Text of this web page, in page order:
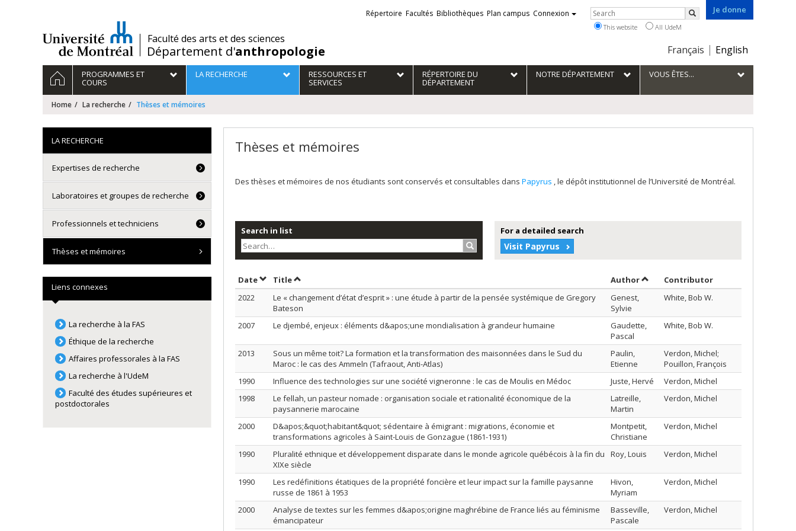
/Faculté des arts et des sciences
Département d'anthropologie
Je donne
Choix
la
langue
Français English
Liens
externes
Répertoire Facultés Bibliothèques Plan campus Connexion Rechercher
Search
This website All UdeM
Navigation
principale
HOMEPROGRAMMES ET
COURS
LA RECHERCHE RESSOURCES ET
SERVICES
RÉPERTOIRE DU
DÉPARTEMENT
NOTRE DÉPARTEMENT VOUS ÊTES...
Home La recherche Thèses et mémoires
Thèses et mémoires
Des thèses et mémoires de nos étudiants sont conservés et consultables dans Papyrus , le dépôt institutionnel de l’Université de Montréal.
Search in list
Search…
For a detailed search
Visit Papyrus
DateSort by date in descending order
TitleSort by title in descending order AuthorSort by author in descending order
Contributor
2022
Le « changement d’état d’esprit » : une étude à partir de la pensée systémique de Gregory
Bateson
Genest,
Sylvie
White, Bob W.
2007 Le djembé, enjeux : éléments d&apos;une mondialisation à grandeur humaine
Gaudette,
Pascal
White, Bob W.
2013
Sous un même toit? La formation et la transformation des maisonnées dans le Sud du
Maroc : le cas des Ammeln (Tafraout, Anti-Atlas)
Paulin,
Etienne
Verdon, Michel;
Pouillon, François
1990
Influence des technologies sur une société vigneronne : le cas de Moulis en Médoc Juste, Hervé
Verdon, Michel
1998
Le fellah, un pasteur nomade : organisation sociale et rationalité économique de la
paysannerie marocaine
Latreille,
Martin
Verdon, Michel
2000
D&apos;&quot;habitant&quot; sédentaire à émigrant : migrations, économie et
transformations agricoles à Saint-Louis de Gonzague (1861-1931)
Montpetit,
Christiane
Verdon, Michel
1990
Pluralité ethnique et développement disparate dans le monde agricole québécois à la fin du
XIXe siècle
Roy, Louis Verdon, Michel
1990
Les redéfinitions étatiques de la propriété foncière et leur impact sur la famille paysanne
russe de 1861 à 1953
Hivon,
Myriam
Verdon, Michel
2000
Analyse de textes sur les femmes d&apos;origine maghrébine de France liés au féminisme
émancipateur
Basseville,
Pascale
Verdon, Michel
LA RECHERCHE
Expertises de recherche
Laboratoires et groupes de recherche
Professionnels et techniciens
Thèses et mémoires
Liens connexes
La recherche à la FAS
Éthique de la recherche
Affaires professorales à la FAS
La recherche à l'UdeM
Faculté des études supérieures et
postdoctorales